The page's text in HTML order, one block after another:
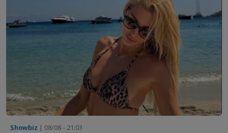
Showbiz | 08/08 - 21:03